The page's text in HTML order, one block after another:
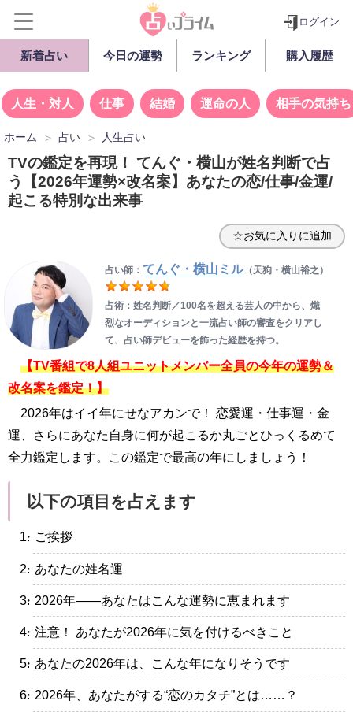
ログイン
新着占い 今日の運勢 ランキング 購入履歴
人生・対人 仕事 結婚 運命の人 相手の気持ち
ホーム 占い 人生占い
TVの鑑定を再現！ てんぐ・横山が姓名判断で占
う【2026年運勢×改名案】あなたの恋/仕事/金運/
起こる特別な出来事
☆お気に入りに追加
占い師： てんぐ・横山ミル（天狗・横山裕之）
占術：姓名判断／100名を超える芸人の中から、熾
烈なオーディションと一流占い師の審査をクリアし
て、占い師デビューを飾った経歴を持つ。
【TV番組で8人組ユニットメンバー全員の今年の運勢＆
改名案を鑑定！】
2026年はイイ年にせなアカンで！ 恋愛運・仕事運・金
運、さらにあなた自身に何が起こるか丸ごとひっくるめて
全力鑑定します。この鑑定で最高の年にしましょう！
以下の項目を占えます
・ご挨拶
・あなたの姓名運
・2026年――あなたはこんな運勢に恵まれます
・注意！ あなたが2026年に気を付けるべきこと
・あなたの2026年は、こんな年になりそうです
・2026年、あなたがする“恋のカタチ”とは……？